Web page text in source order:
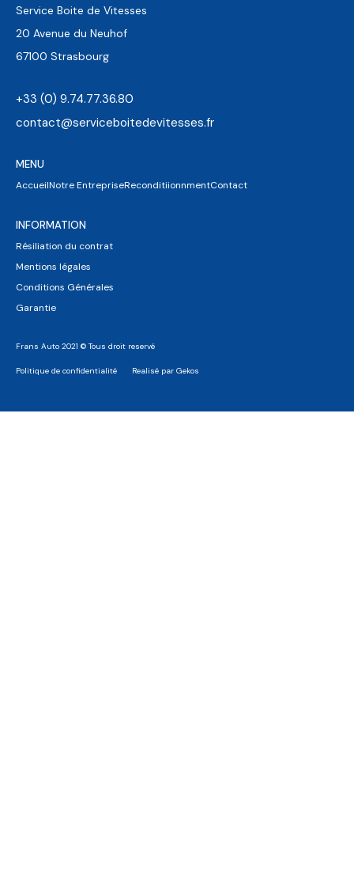
Service Boite de Vitesses
20 Avenue du Neuhof
67100 Strasbourg
+33 (0) 9.74.77.36.80
contact@serviceboitedevitesses.fr
MENU
AccueilNotre EntrepriseReconditiionnmentContact
INFORMATION
Résiliation du contrat
Mentions légales
Conditions Générales
Garantie
Frans Auto 2021 © Tous droit reservé
Politique de confidentialité Realisé par Gekos